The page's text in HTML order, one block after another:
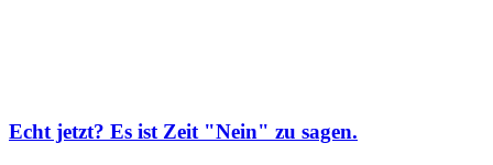
Echt jetzt? Es ist Zeit "Nein" zu sagen.